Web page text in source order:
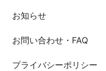
お知らせ
お問い合わせ・FAQ
プライバシーポリシー